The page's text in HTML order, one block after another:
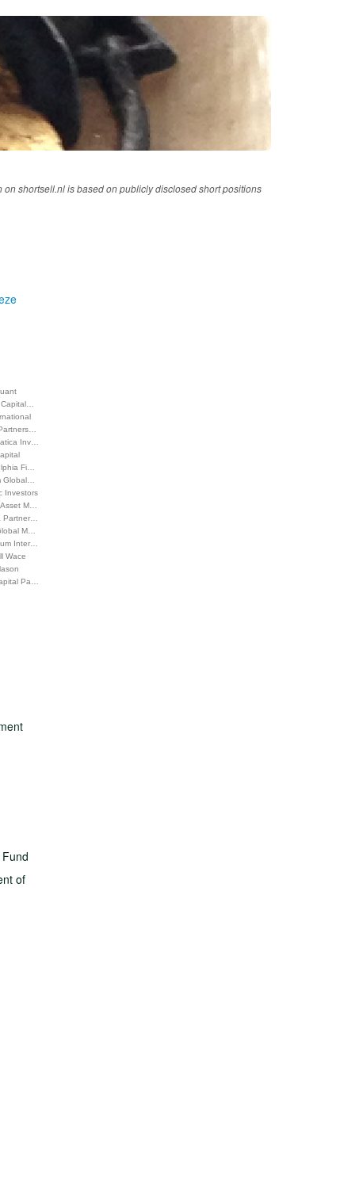
on shortsell.nl is based on publicly disclosed short positions
Inv…
Fi…
Global…
Investors
M…
Partner…
M…
Inter…
Wace
Pa…
of